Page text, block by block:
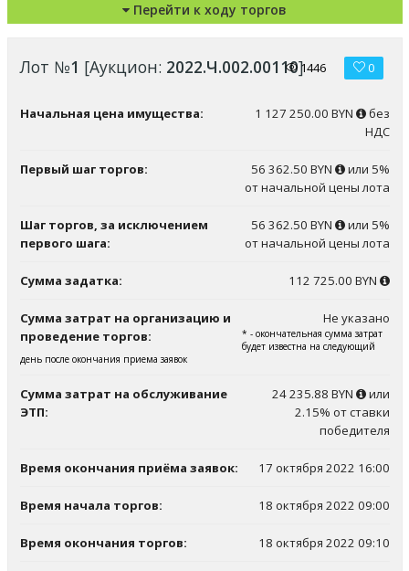
Перейти к ходу торгов
Лот №1 [Аукцион: 2022.Ч.002.00110]1446 0
Начальная цена имущества: 1 127 250.00 BYN
без
НДС
Первый шаг торгов: 56 362.50 BYN
или 5%
от начальной цены лота
Шаг торгов, за исключением
первого шага:
56 362.50 BYN
или 5%
от начальной цены лота
Сумма задатка: 112 725.00 BYN
Сумма затрат на организацию и
проведение торгов:
Не указано
* - окончательная сумма затрат
будет известна на следующий
день после окончания приема заявок
Сумма затрат на обслуживание
ЭТП:
24 235.88 BYN
или
2.15% от ставки
победителя
Время окончания приёма заявок: 17 октября 2022 16:00
Время начала торгов: 18 октября 2022 09:00
Время окончания торгов: 18 октября 2022 09:10